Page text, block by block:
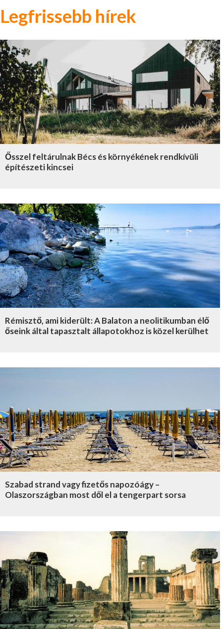
Legfrissebb hírek
Ősszel feltárulnak Bécs és környékének rendkívüli
építészeti kincsei
Rémisztő, ami kiderült: A Balaton a neolitikumban élő
őseink által tapasztalt állapotokhoz is közel kerülhet
Szabad strand vagy fizetős napozóágy –
Olaszországban most dől el a tengerpart sorsa